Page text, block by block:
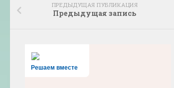
ПРЕДЫДУЩАЯ ПУБЛИКАЦИЯ
Предыдущая запись
Решаем вместе